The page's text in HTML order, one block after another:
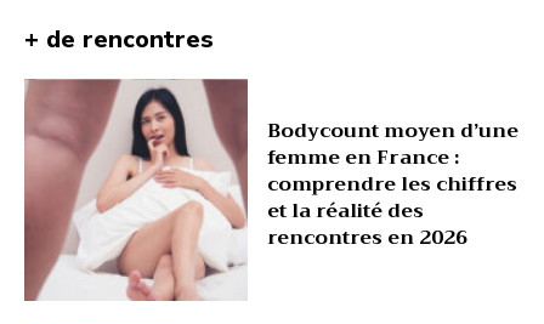
+ de rencontres
Bodycount moyen d’une
femme en France :
comprendre les chiffres
et la réalité des
rencontres en 2026